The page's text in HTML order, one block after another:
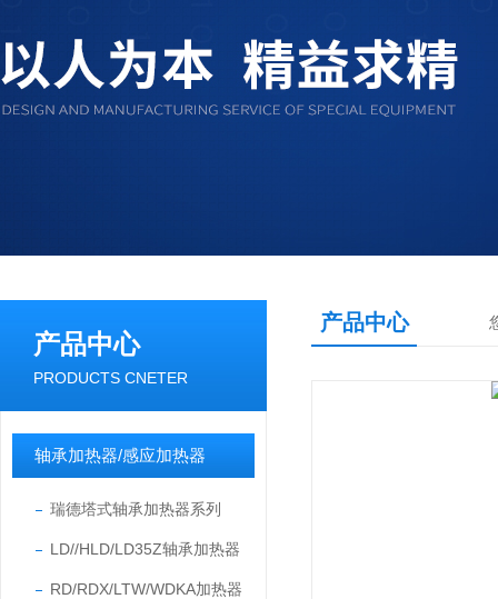
产品中心
PRODUCTS CNETER
轴承加热器/感应加热器
瑞德塔式轴承加热器系列
LD//HLD/LD35Z轴承加热器
RD/RDX/LTW/WDKA加热器
产品中心